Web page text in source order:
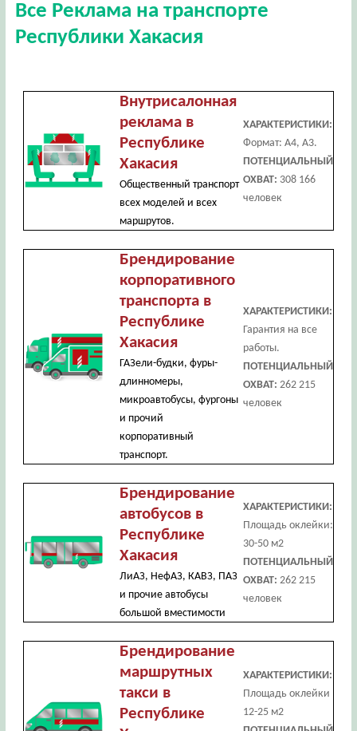
Все Реклама на транспорте
Республики Хакасия
Внутрисалонная
реклама в
Республике
Хакасия
Общественный транспорт
всех моделей и всех
маршрутов.
ХАРАКТЕРИСТИКИ:
Формат: А4, А3.
ПОТЕНЦИАЛЬНЫЙ
ОХВАТ: 308 166
человек
Брендирование
корпоративного
транспорта в
Республике
Хакасия
ГАЗели-будки, фуры-
длинномеры,
микроавтобусы, фургоны
и прочий
корпоративный
транспорт.
ХАРАКТЕРИСТИКИ:
Гарантия на все
работы.
ПОТЕНЦИАЛЬНЫЙ
ОХВАТ: 262 215
человек
Брендирование
автобусов в
Республике
Хакасия
ЛиАЗ, НефАЗ, КАВЗ, ПАЗ
и прочие автобусы
большой вместимости
ХАРАКТЕРИСТИКИ:
Площадь оклейки:
30-50 м2
ПОТЕНЦИАЛЬНЫЙ
ОХВАТ: 262 215
человек
Брендирование
маршрутных
такси в
Республике
ХАРАКТЕРИСТИКИ:
Площадь оклейки
12-25 м2